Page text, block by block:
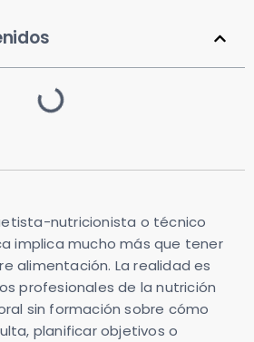
nutricionista o técnico
implica mucho más que tener
alimentación. La realidad es
profesionales de la nutrición
sin formación sobre cómo
planificar objetivos o